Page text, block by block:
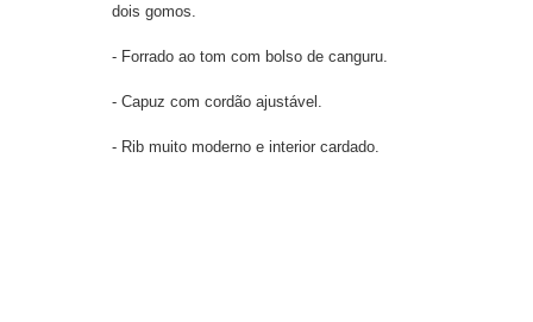
dois gomos.
- Forrado ao tom com bolso de canguru.
- Capuz com cordão ajustável.
- Rib muito moderno e interior cardado.